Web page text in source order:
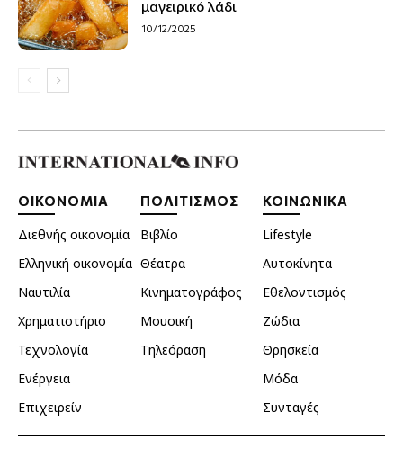
μαγειρικό λάδι
10/12/2025
ΟΙΚΟΝΟΜΙΑ
Διεθνής οικονομία
Ελληνική οικονομία
Ναυτιλία
Χρηματιστήριο
Τεχνολογία
Ενέργεια
Επιχειρείν
ΠΟΛΙΤΙΣΜΟΣ
Βιβλίο
Θέατρα
Κινηματογράφος
Μουσική
Τηλεόραση
ΚΟΙΝΩΝΙΚΑ
Lifestyle
Αυτοκίνητα
Εθελοντισμός
Ζώδια
Θρησκεία
Μόδα
Συνταγές